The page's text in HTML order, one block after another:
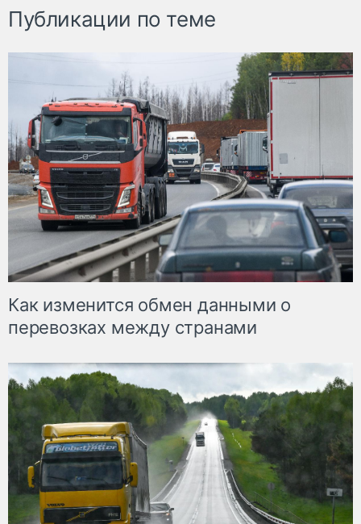
Публикации по теме
Как изменится обмен данными о
перевозках между странами